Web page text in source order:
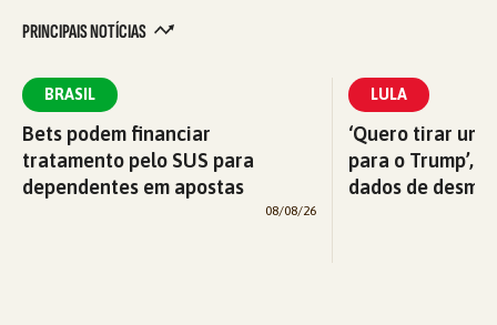
PRINCIPAIS NOTÍCIAS
BRASIL
Bets podem financiar
tratamento pelo SUS para
dependentes em apostas
08/08/26
LULA
‘Quero tirar
para o Trump’,
dados de